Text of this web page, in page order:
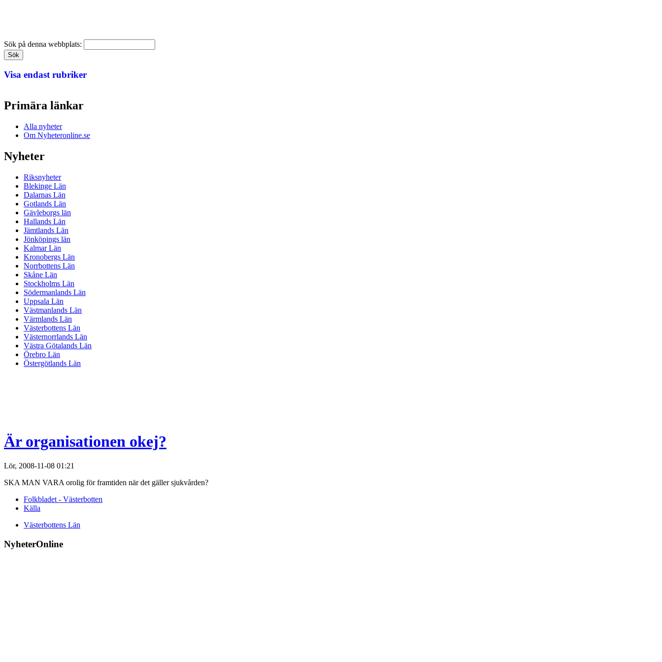
Sök på denna webbplats:
Visa endast rubriker
Primära länkar
Alla nyheter
Om Nyheteronline.se
Nyheter
Riksnyheter
Blekinge Län
Dalarnas Län
Gotlands Län
Gävleborgs län
Hallands Län
Jämtlands Län
Jönköpings län
Kalmar Län
Kronobergs Län
Norrbottens Län
Skåne Län
Stockholms Län
Södermanlands Län
Uppsala Län
Västmanlands Län
Värmlands Län
Västerbottens Län
Västernorrlands Län
Västra Götalands Län
Örebro Län
Östergötlands Län
Är organisationen okej?
Lör, 2008-11-08 01:21
SKA MAN VARA orolig för framtiden när det gäller sjukvården?
Folkbladet - Västerbotten
Källa
Västerbottens Län
NyheterOnline